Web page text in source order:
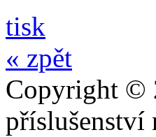
tisk
« zpět
Copyright ©
příslušenství